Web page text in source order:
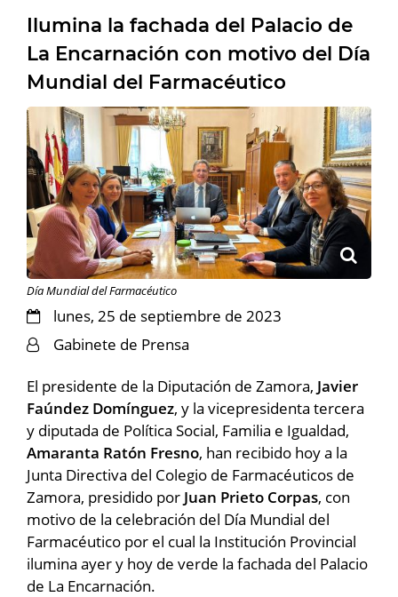
Ilumina la fachada del Palacio de
La Encarnación con motivo del Día
Mundial del Farmacéutico
Día Mundial del Farmacéutico
lunes, 25 de septiembre de 2023
Gabinete de Prensa
El presidente de la Diputación de Zamora, Javier
Faúndez Domínguez, y la vicepresidenta tercera
y diputada de Política Social, Familia e Igualdad,
Amaranta Ratón Fresno, han recibido hoy a la
Junta Directiva del Colegio de Farmacéuticos de
Zamora, presidido por Juan Prieto Corpas, con
motivo de la celebración del Día Mundial del
Farmacéutico por el cual la Institución Provincial
ilumina ayer y hoy de verde la fachada del Palacio
de La Encarnación.